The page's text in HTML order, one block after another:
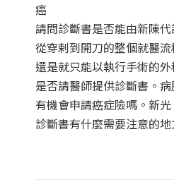
癌
請問診斷書是否能由新陳
從穿剌到開刀的整個就醫流
還是就只能以執行手術的
是否請醫師提供診斷書。病
有機會申請癌症險嗎。新
診斷書有什麼需要注意的地